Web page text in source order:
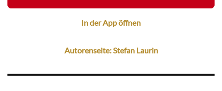
In der App öffnen
Autorenseite: Stefan Laurin